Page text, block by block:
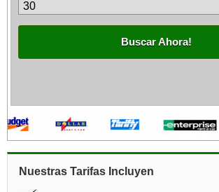
Buscar Ahora!
Nuestras Tarifas Incluyen